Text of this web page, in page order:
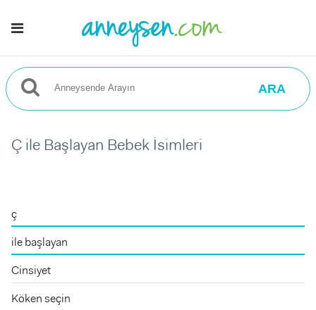
ARA
Ç ile Başlayan Bebek İsimleri